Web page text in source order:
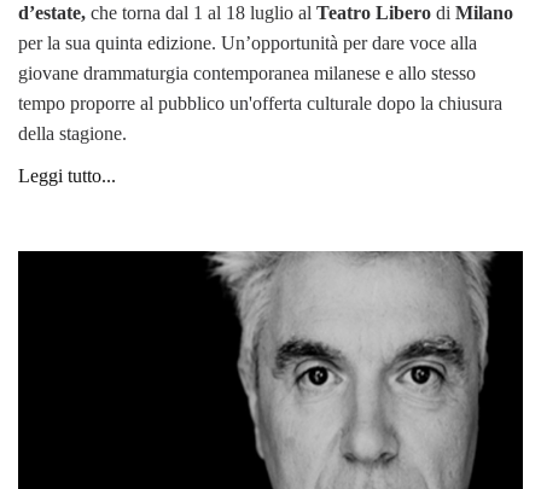
d’estate, che torna dal 1 al 18 luglio al Teatro Libero di Milano
per la sua quinta edizione. Un’opportunità per dare voce alla
giovane drammaturgia contemporanea milanese e allo stesso
tempo proporre al pubblico un'offerta culturale dopo la chiusura
della stagione.
Leggi tutto...